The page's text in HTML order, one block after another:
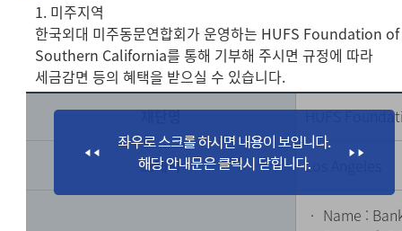
1. 미주지역
한국외대 미주동문연합회가 운영하는 HUFS Foundation of
Southern California를 통해 기부해 주시면 규정에 따라
세금감면 등의 혜택을 받으실 수 있습니다.
재단명
HUFS
소재지 Los Angeles
‧ Name :